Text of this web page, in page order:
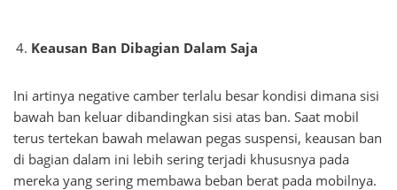
Keausan Ban Dibagian Dalam Saja
Ini artinya negative camber terlalu besar kondisi dimana sisi
bawah ban keluar dibandingkan sisi atas ban. Saat mobil
terus tertekan bawah melawan pegas suspensi, keausan ban
di bagian dalam ini lebih sering terjadi khususnya pada
mereka yang sering membawa beban berat pada mobilnya.